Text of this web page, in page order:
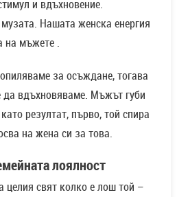
и вдъхновение.
Нашата женска енергия
на мъжете .
за осъждане, тогава
да вдъхновяваме. Мъжът губи
резултат, първо, той спира
на жена си за това.
лоялност
целия свят колко е лош той –